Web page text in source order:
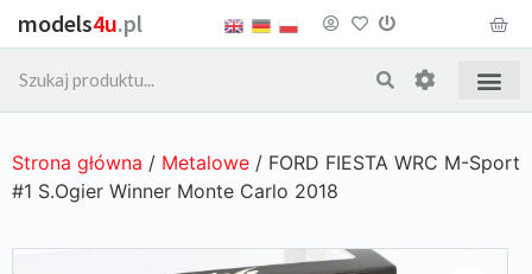
models4u.pl
Strona główna / Metalowe / FORD FIESTA WRC M-Sport
#1 S.Ogier Winner Monte Carlo 2018